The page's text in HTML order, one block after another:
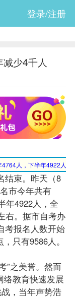
登录/注册
少4千人
4764人，下半年4922人
结束。昨天（8
市今年共有
年4922人，全
右。据市自考办
考报名 人数开始
只有9586人。
之美誉。然而
络教育快速发展
，当年声势浩